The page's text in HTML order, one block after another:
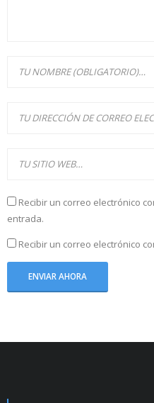
Recibir un correo electrónico
entrada.
Recibir un correo electrónico